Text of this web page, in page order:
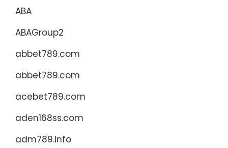
ABA
ABAGroup2
abbet789.com
abbet789.com
acebet789.com
aden168ss.com
adm789.info